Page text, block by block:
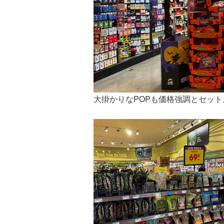
大掛かりなPOPも価格強調とセッ